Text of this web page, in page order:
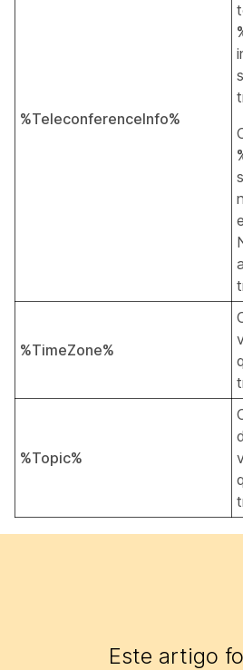
%TeleconferenceInfo%
%TimeZone%
%Topic%
Este artigo